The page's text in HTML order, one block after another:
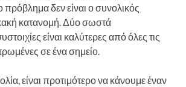
πρόβλημα δεν είναι ο συνολικός
κατανομή. Δύο σωστά
είναι καλύτερες από όλες τις
σε ένα σημείο.
είναι προτιμότερο να κάνουμε έναν